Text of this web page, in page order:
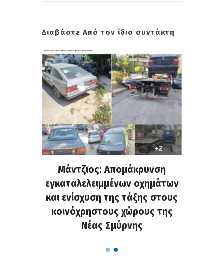
Διαβάστε Από τον ίδιο συντάκτη
Μάντζιος: Απομάκρυνση
εγκαταλελειμμένων οχημάτων
και ενίσχυση της τάξης στους
κοινόχρηστους χώρους της
Νέας Σμύρνης